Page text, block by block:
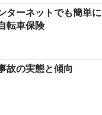
ターネットでも簡単に
転車保険
故の実態と傾向